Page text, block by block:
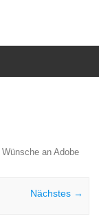
Wünsche an Adobe
Nächstes →